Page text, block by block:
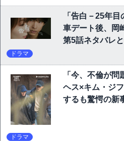
「告白－25年
車デート後、岡
第5話ネタバレ
ドラマ
「今、不倫が問
ヘス×キム・ジ
するも驚愕の新
ドラマ